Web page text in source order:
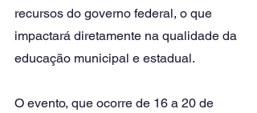
recursos do governo federal, o que
impactará diretamente na qualidade da
educação municipal e estadual.
O evento, que ocorre de 16 a 20 de